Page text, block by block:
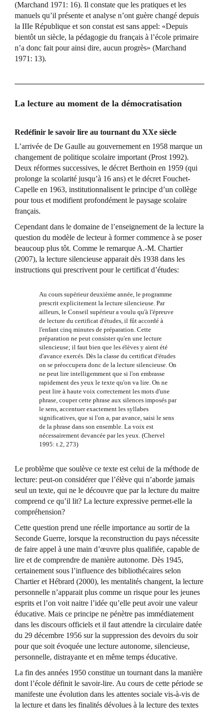
(Marchand 1971: 16). Il constate que les pratiques et les
manuels qu’il présente et analyse n’ont guère changé depuis
la IIIe République et son constat est sans appel: «Depuis
bientôt un siècle, la pédagogie du français à l’école primaire
n’a donc fait pour ainsi dire, aucun progrès» (Marchand
1971: 13).
La lecture au moment de la démocratisation
Redéfinir le savoir lire au tournant du XXe siècle
L’arrivée de De Gaulle au gouvernement en 1958 marque un
changement de politique scolaire important (Prost 1992).
Deux réformes successives, le décret Berthoin en 1959 (qui
prolonge la scolarité jusqu’à 16 ans) et le décret Fouchet-
Capelle en 1963, institutionnalisent le principe d’un collège
pour tous et modifient profondément le paysage scolaire
français.
Cependant dans le domaine de l’enseignement de la lecture la
question du modèle de lecteur à former commence à se poser
beaucoup plus tôt. Comme le remarque A.-M. Chartier
(2007), la lecture silencieuse apparait dès 1938 dans les
instructions qui prescrivent pour le certificat d’études:
Au cours supérieur deuxième année, le programme
prescrit explicitement la lecture silencieuse. Par
ailleurs, le Conseil supérieur a voulu qu'à l'épreuve
de lecture du certificat d'études, il fût accordé à
l'enfant cinq minutes de préparation. Cette
préparation ne peut consister qu'en une lecture
silencieuse; il faut bien que les élèves y aient été
d'avance exercés. Dès la classe du certificat d'études
on se préoccupera donc de la lecture silencieuse. On
ne peut lire intelligemment que si l'on embrasse
rapidement des yeux le texte qu'on va lire. On ne
peut lire à haute voix correctement les mots d'une
phrase, couper cette phrase aux silences imposés par
le sens, accentuer exactement les syllabes
significatives, que si l'on a, par avance, saisi le sens
de la phrase dans son ensemble. La voix est
nécessairement devancée par les yeux. (Chervel
1995: t.2, 273)
Le problème que soulève ce texte est celui de la méthode de
lecture: peut-on considérer que l’élève qui n’aborde jamais
seul un texte, qui ne le découvre que par la lecture du maitre
comprend ce qu’il lit? La lecture expressive permet-elle la
compréhension?
Cette question prend une réelle importance au sortir de la
Seconde Guerre, lorsque la reconstruction du pays nécessite
de faire appel à une main d’œuvre plus qualifiée, capable de
lire et de comprendre de manière autonome. Dès 1945,
certainement sous l’influence des bibliothécaires selon
Chartier et Hébrard (2000), les mentalités changent, la lecture
personnelle n’apparait plus comme un risque pour les jeunes
esprits et l’on voit naitre l’idée qu’elle peut avoir une valeur
éducative. Mais ce principe ne pénètre pas immédiatement
dans les discours officiels et il faut attendre la circulaire datée
du 29 décembre 1956 sur la suppression des devoirs du soir
pour que soit évoquée une lecture autonome, silencieuse,
personnelle, distrayante et en même temps éducative.
La fin des années 1950 constitue un tournant dans la manière
dont l’école définit le savoir-lire. Au cours de cette période se
manifeste une évolution dans les attentes sociale vis-à-vis de
la lecture et dans les finalités dévolues à la lecture des textes